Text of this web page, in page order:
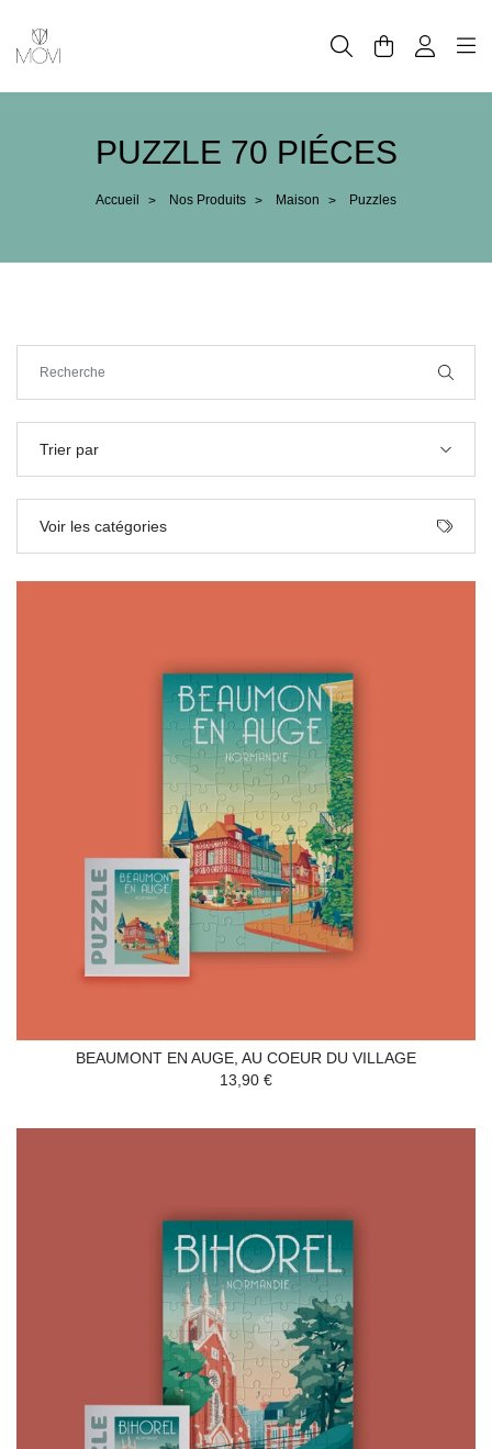
PUZZLE 70 PIÉCES
Accueil > Nos Produits > Maison > Puzzles
Trier par
Voir les catégories
BEAUMONT EN AUGE, AU COEUR DU VILLAGE
13,90 €